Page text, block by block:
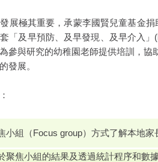
展極其重要，承蒙李國賢兒童基金
「及早預防、及早發現、及早介入
參與研究的幼稚園老師提供培訓，
發展。
小組（Focus group）方式了解本地
聚焦小組的結果及透過統計程序和數